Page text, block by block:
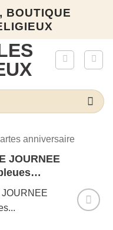
BOUTIQUE
anniversaire
JOURNEE